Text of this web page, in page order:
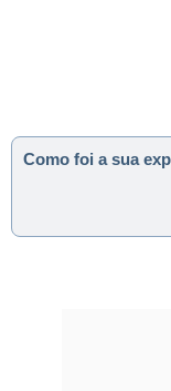
Como foi a sua